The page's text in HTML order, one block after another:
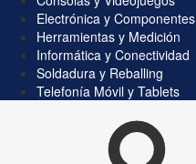
Electrónica y Componentes
Herramientas y Medición
Informática y Conectividad
Soldadura y Reballing
Telefonía Móvil y Tablets